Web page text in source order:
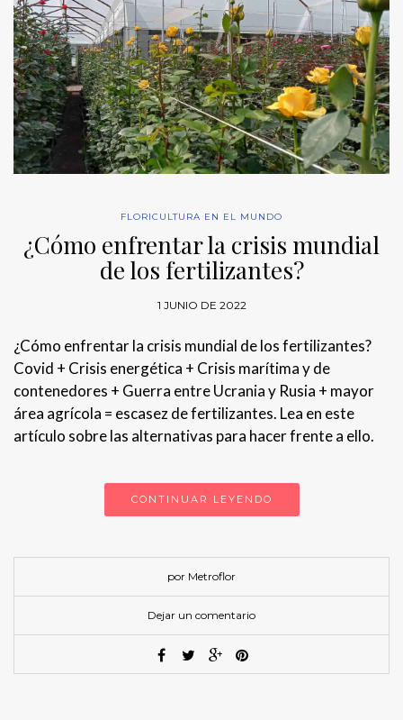
FLORICULTURA EN EL MUNDO
¿Cómo enfrentar la crisis mundial
de los fertilizantes?
1 JUNIO DE 2022
¿Cómo enfrentar la crisis mundial de los fertilizantes?
Covid + Crisis energética + Crisis marítima y de
contenedores + Guerra entre Ucrania y Rusia + mayor
área agrícola = escasez de fertilizantes. Lea en este
artículo sobre las alternativas para hacer frente a ello.
CONTINUAR LEYENDO
por Metroflor
Dejar un comentario